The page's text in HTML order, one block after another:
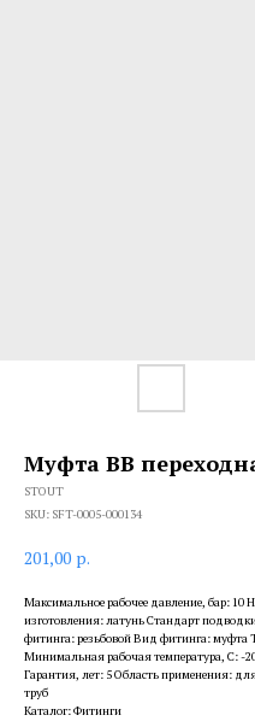
Муфта ВВ
STOUT
SKU: SFT-0005-000134
201,00 р.
Максимальное рабочее давление, бар: 10
изготовления: латунь Стандарт
фитинга: резьбовой Вид фитинга: муфта
Минимальная рабочая температура, С: -
Гарантия, лет: 5 Область применения:
труб
Каталог: Фитинги